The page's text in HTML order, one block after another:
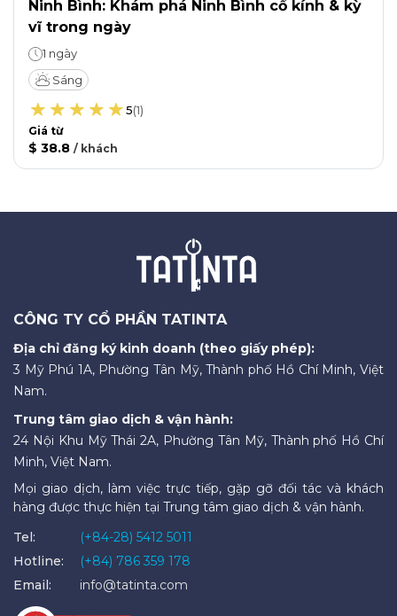
Ninh Bình: Khám phá Ninh Bình cổ kính & kỳ
vĩ trong ngày
1 ngày
Sáng
5(1)
Giá từ
$ 38.8 / khách
CÔNG TY CỔ PHẦN TATINTA
Địa chỉ đăng ký kinh doanh (theo giấy phép):
3 Mỹ Phú 1A, Phường Tân Mỹ, Thành phố Hồ Chí Minh, Việt
Nam.
Trung tâm giao dịch & vận hành:
24 Nội Khu Mỹ Thái 2A, Phường Tân Mỹ, Thành phố Hồ Chí
Minh, Việt Nam.
Mọi giao dịch, làm việc trực tiếp, gặp gỡ đối tác và khách
hàng được thực hiện tại Trung tâm giao dịch & vận hành.
Tel:
(+84-28) 5412 5011
Hotline:
(+84) 786 359 178
Email:
info@tatinta.com